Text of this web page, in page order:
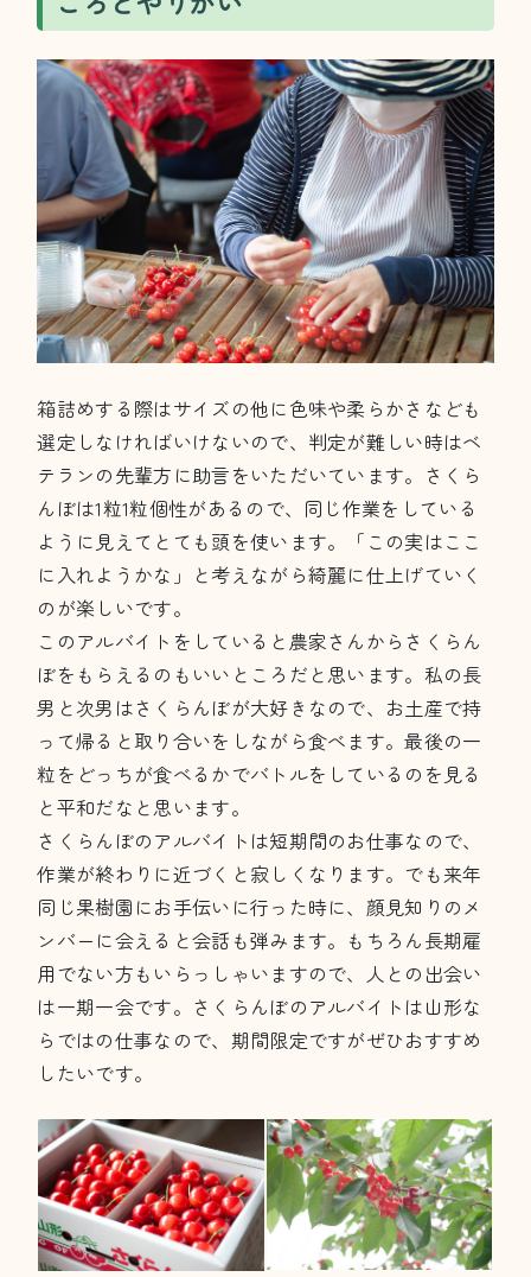
箱詰めする際はサイズの他に色味や柔らかさなども
選定しなければいけないので、判定が難しい時はベ
テランの先輩方に助言をいただいています。さくら
んぼは1粒1粒個性があるので、同じ作業をしている
ように見えてとても頭を使います。「この実はここ
に入れようかな」と考えながら綺麗に仕上げていく
のが楽しいです。
このアルバイトをしていると農家さんからさくらん
ぼをもらえるのもいいところだと思います。私の長
男と次男はさくらんぼが大好きなので、お土産で持
って帰ると取り合いをしながら食べます。最後の一
粒をどっちが食べるかでバトルをしているのを見る
と平和だなと思います。
さくらんぼのアルバイトは短期間のお仕事なので、
作業が終わりに近づくと寂しくなります。でも来年
同じ果樹園にお手伝いに行った時に、顔見知りのメ
ンバーに会えると会話も弾みます。もちろん長期雇
用でない方もいらっしゃいますので、人との出会い
は一期一会です。さくらんぼのアルバイトは山形な
らではの仕事なので、期間限定ですがぜひおすすめ
したいです。